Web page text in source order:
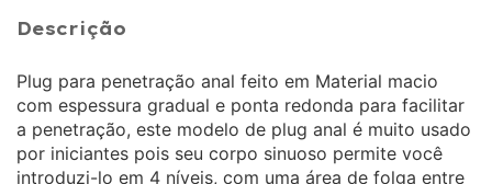
Descrição
Plug para penetração anal feito em Material macio
com espessura gradual e ponta redonda para facilitar
a penetração, este modelo de plug anal é muito usado
por iniciantes pois seu corpo sinuoso permite você
introduzi-lo em 4 níveis, com uma área de folga entre